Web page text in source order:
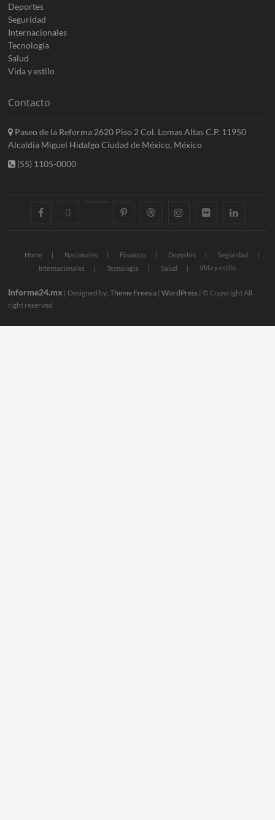
Deportes
Seguridad
Internacionales
Tecnologia
Salud
Vida y estilo
Contacto
Paseo de la Reforma 2620 Piso 2 Col. Lomas Altas C.P. 11950
Alcaldia Miguel Hidalgo Ciudad de México, México
(55) 1105-0000
facebook googlepluspinterestdribbble instagramflickr linkedin
Home Nacionales Finanzas Deportes
Seguridad
Internacionales
Tecnologia Salud Vida y estilo
Informe24.mx | Designed by:Theme Freesia |WordPress | © Copyright All
right reserved